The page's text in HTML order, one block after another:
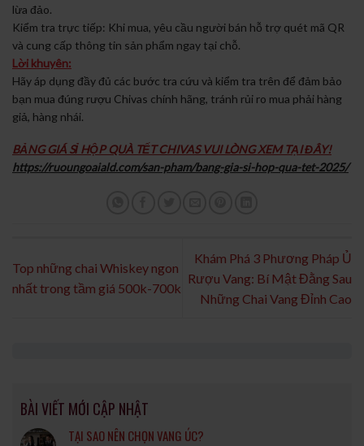
lừa đảo.
Kiểm tra trực tiếp: Khi mua, yêu cầu người bán hỗ trợ quét mã QR
và cung cấp thông tin sản phẩm ngay tại chỗ.
Lời khuyên:
Hãy áp dụng đầy đủ các bước tra cứu và kiểm tra trên để đảm bảo
bạn mua đúng rượu Chivas chính hãng, tránh rủi ro mua phải hàng
giả, hàng nhái.
BẢNG GIÁ SỈ HỘP QUÀ TẾT CHIVAS VUI LÒNG XEM TẠI ĐÂY!
https://ruoungoaiald.com/san-pham/bang-gia-si-hop-qua-tet-2025/
Top những chai Whiskey ngon
nhất trong tầm giá 500k-700k
Khám Phá 3 Phương Pháp Ủ
Rượu Vang: Bí Mật Đằng Sau
Những Chai Vang Đỉnh Cao
BÀI VIẾT MỚI CẬP NHẬT
TẠI SAO NÊN CHỌN VANG ÚC?